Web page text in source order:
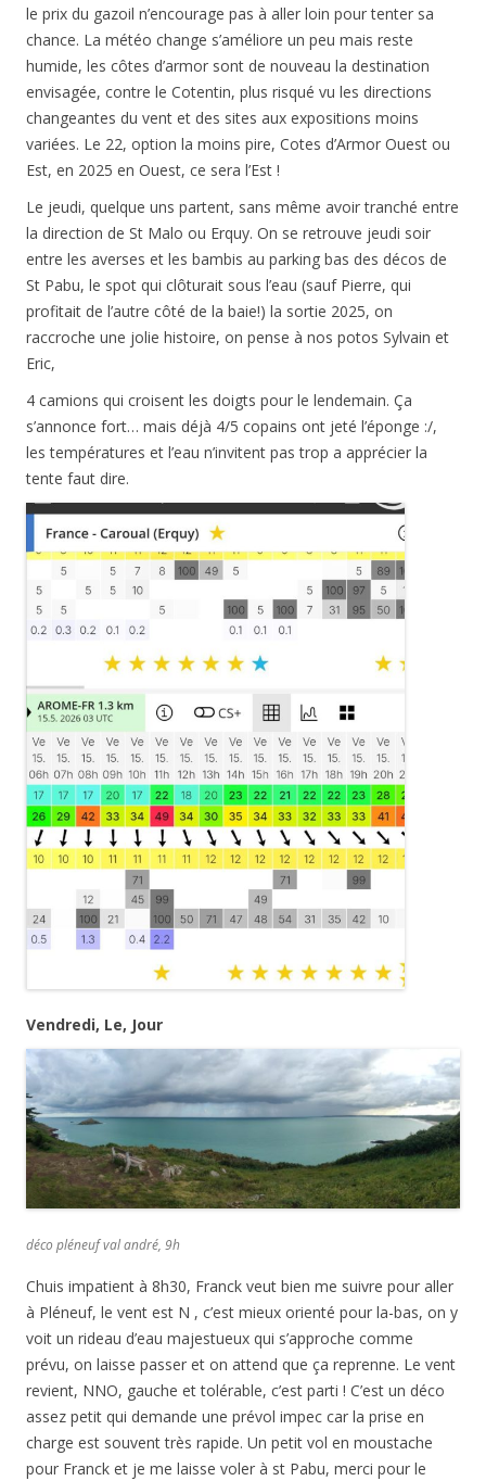
le prix du gazoil n’encourage pas à aller loin pour tenter sa
chance. La météo change s’améliore un peu mais reste
humide, les côtes d’armor sont de nouveau la destination
envisagée, contre le Cotentin, plus risqué vu les directions
changeantes du vent et des sites aux expositions moins
variées. Le 22, option la moins pire, Cotes d’Armor Ouest ou
Est, en 2025 en Ouest, ce sera l’Est !
Le jeudi, quelque uns partent, sans même avoir tranché entre
la direction de St Malo ou Erquy. On se retrouve jeudi soir
entre les averses et les bambis au parking bas des décos de
St Pabu, le spot qui clôturait sous l’eau (sauf Pierre, qui
profitait de l’autre côté de la baie!) la sortie 2025, on
raccroche une jolie histoire, on pense à nos potos Sylvain et
Eric,
4 camions qui croisent les doigts pour le lendemain. Ça
s’annonce fort… mais déjà 4/5 copains ont jeté l’éponge :/,
les températures et l’eau n’invitent pas trop a apprécier la
tente faut dire.
Vendredi, Le, Jour
déco pléneuf val andré, 9h
Chuis impatient à 8h30, Franck veut bien me suivre pour aller
à Pléneuf, le vent est N , c’est mieux orienté pour la-bas, on y
voit un rideau d’eau majestueux qui s’approche comme
prévu, on laisse passer et on attend que ça reprenne. Le vent
revient, NNO, gauche et tolérable, c’est parti ! C’est un déco
assez petit qui demande une prévol impec car la prise en
charge est souvent très rapide. Un petit vol en moustache
pour Franck et je me laisse voler à st Pabu, merci pour le